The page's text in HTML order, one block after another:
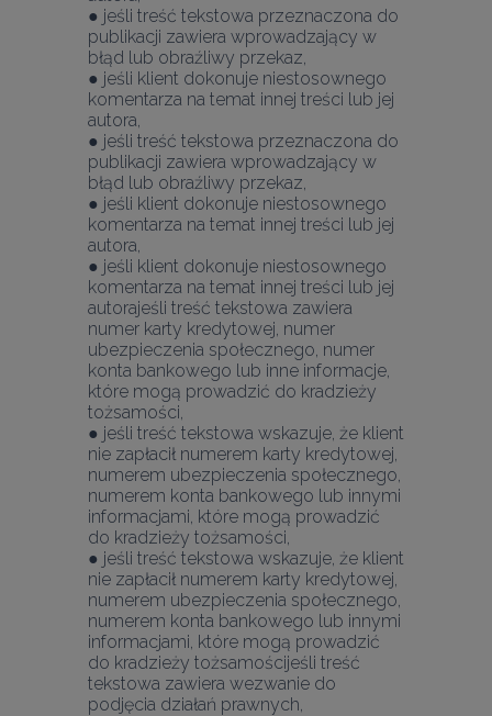
● jeśli treść tekstowa przeznaczona do
publikacji zawiera wprowadzający w
błąd lub obraźliwy przekaz,
● jeśli klient dokonuje niestosownego
komentarza na temat innej treści lub jej
autora,
● jeśli treść tekstowa przeznaczona do
publikacji zawiera wprowadzający w
błąd lub obraźliwy przekaz,
● jeśli klient dokonuje niestosownego
komentarza na temat innej treści lub jej
autora,
● jeśli klient dokonuje niestosownego
komentarza na temat innej treści lub jej
autorajeśli treść tekstowa zawiera
numer karty kredytowej, numer
ubezpieczenia społecznego, numer
konta bankowego lub inne informacje,
które mogą prowadzić do kradzieży
tożsamości,
● jeśli treść tekstowa wskazuje, że klient
nie zapłacił numerem karty kredytowej,
numerem ubezpieczenia społecznego,
numerem konta bankowego lub innymi
informacjami, które mogą prowadzić
do kradzieży tożsamości,
● jeśli treść tekstowa wskazuje, że klient
nie zapłacił numerem karty kredytowej,
numerem ubezpieczenia społecznego,
numerem konta bankowego lub innymi
informacjami, które mogą prowadzić
do kradzieży tożsamościjeśli treść
tekstowa zawiera wezwanie do
podjęcia działań prawnych,